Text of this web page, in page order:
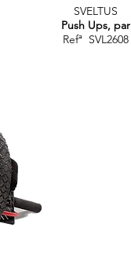
SVELTUS
Push Ups, par
Refª SVL2608